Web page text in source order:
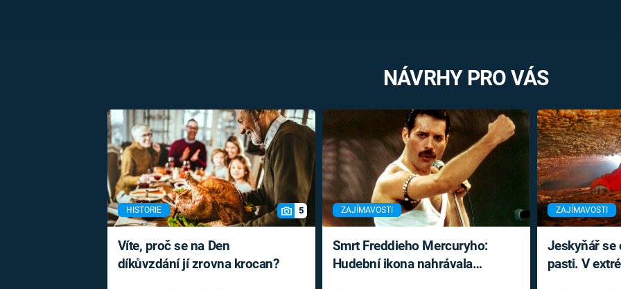
NÁVRHY PRO VÁS
HISTORIE 5
Víte, proč se na Den
díkůvzdání jí zrovna krocan?
ZAJÍMAVOSTI
Smrt Freddieho Mercuryho:
Hudební ikona nahrávala
ZAJÍMAVOSTI
Jeskyňář se
pasti. V